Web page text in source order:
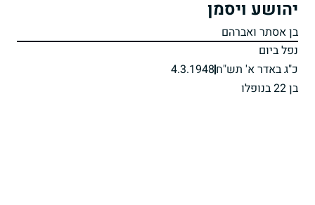
יהושע ויסמן
בן אסתר ואברהם
נפל ביום
כ"ג באדר א' תש"ח4.3.1948
בן 22 בנופלו